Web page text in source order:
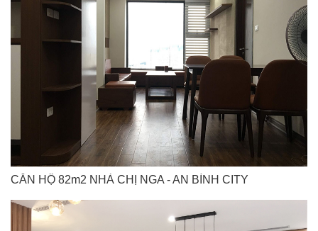
CĂN HỘ 82m2 NHÀ CHỊ NGA - AN BÌNH CITY